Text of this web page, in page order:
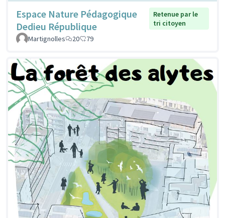
Espace Nature Pédagogique
Dedieu République
Retenue par le
tri citoyen
Martignolles
20 79